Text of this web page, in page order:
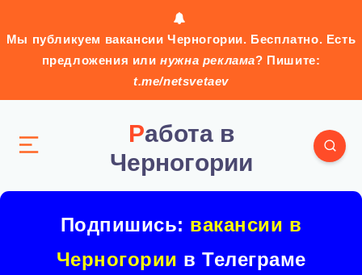
Мы публикуем вакансии Черногории. Бесплатно. Есть
предложения илинужна реклама? Пишите:
t.me/netsvetaev
Работа в
Черногории
Подпишись: вакансии в
Черногории в Телеграме